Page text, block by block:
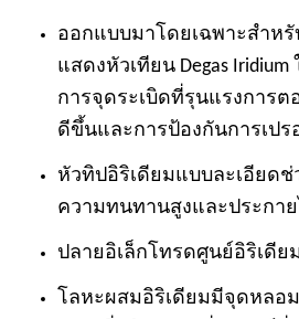
ออกแบบมาโดยเฉพาะสำห
แสดงหัวเทียน Degas
การจุดระเบิดที่รุนแรงการต
ดีขึ้นและการป้องกันการเปร
หัวทิปอิริเดียมแบบละเอียดช่
ความทนทานสูงและประกา
ปลายอิเล็กโทรดศูนย์อิริเดีย
โลหะผสมอิริเดียมมีจุดหลอ